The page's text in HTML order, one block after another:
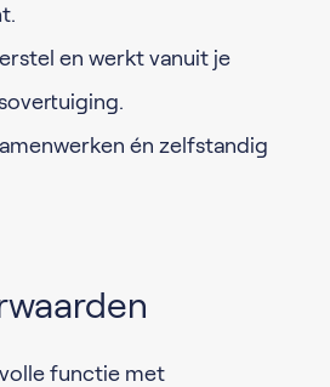
en werkt vanuit je
én zelfstandig
functie met